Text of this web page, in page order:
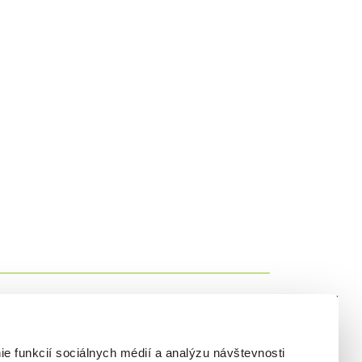
funkcií sociálnych médií a analýzu návštevnosti
Potrebujem